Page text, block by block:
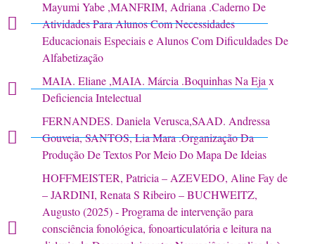
Mayumi Yabe ,MANFRIM, Adriana .Caderno De
Atividades Para Alunos Com Necessidades
Educacionais Especiais e Alunos Com Dificuldades De
Alfabetização
MAIA. Eliane ,MAIA. Márcia .Boquinhas Na Eja x
Deficiencia Intelectual
FERNANDES. Daniela Verusca,SAAD. Andressa
Gouveia, SANTOS, Lia Mara .Organização Da
Produção De Textos Por Meio Do Mapa De Ideias
HOFFMEISTER, Patricia – AZEVEDO, Aline Fay de
– JARDINI, Renata S Ribeiro – BUCHWEITZ,
Augusto (2025) - Programa de intervenção para
consciência fonológica, fonoarticulatória e leitura na